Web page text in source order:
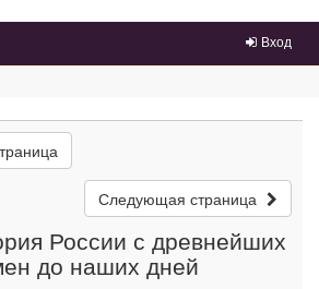
Вход
Следующая страница
России с древнейших
до наших дней